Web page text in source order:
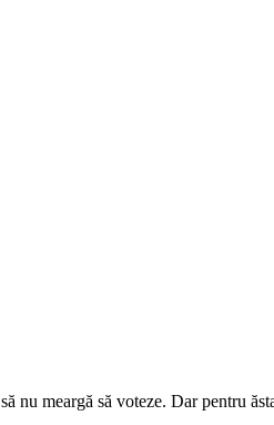
nu meargă să voteze. Dar pentru